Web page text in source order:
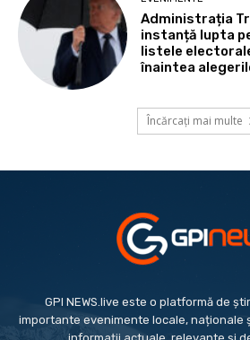
Administrația
instanță lupta
listele
înaintea
Încărcați mai multe
GPI NEWS.live este o platformă de
importante evenimente locale, naționale